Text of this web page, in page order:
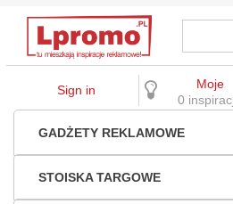
Sign in
Moje
0
GADŻETY REKLAMOWE
STOISKA TARGOWE